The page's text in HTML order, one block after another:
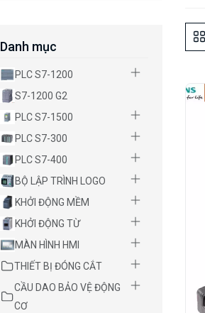
Danh mục
PLC S7-1200
S7-1200 G2
PLC S7-1500
PLC S7-300
PLC S7-400
BỘ LẬP TRÌNH LOGO
KHỞI ĐỘNG MỀM
KHỞI ĐỘNG TỪ
MÀN HÌNH HMI
THIẾT BỊ ĐÓNG CẮT
CẦU DAO BẢO VỆ ĐỘNG
CƠ